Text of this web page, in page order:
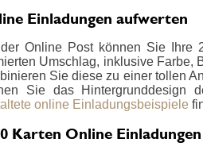
Einladungen aufwerten
Online Post können Sie Ihre
Umschlag, inklusive Farbe,
Sie diese zu einer tollen
Sie das Hintergrunddesign
online Einladungsbeispiele
Karten Online